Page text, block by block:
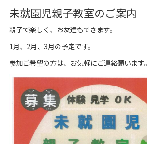
未就園児親子教室のご案内
親子で楽しく、お友達もできます。
1月、2月、3月の予定です。
参加ご希望の方は、お気軽にご連絡願います。